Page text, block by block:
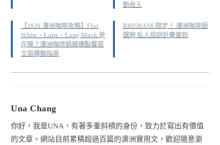
動收入
【2026 澳洲咖啡攻略】Flat
White、Latte、Long Black 差
在哪？澳洲咖啡師親傳點餐英
文與種類指南
BRISBANE限定！ 澳洲咖啡師
課程 私人培訓計畫資訊
Una Chang
你好，我是UNA，有著多重斜槓的身份，致力於寫出有價值
的文章。網站目前累積超過百篇的澳洲實用文，歡迎隨意瀏